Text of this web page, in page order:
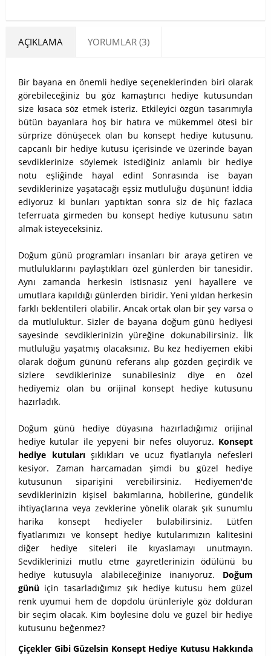
AÇIKLAMA YORUMLAR (3)
Bir bayana en önemli hediye seçeneklerinden biri olarak
görebileceğiniz bu göz kamaştırıcı hediye kutusundan
size kısaca söz etmek isteriz. Etkileyici özgün tasarımıyla
bütün bayanlara hoş bir hatıra ve mükemmel ötesi bir
sürprize dönüşecek olan bu konsept hediye kutusunu,
capcanlı bir hediye kutusu içerisinde ve üzerinde bayan
sevdiklerinize söylemek istediğiniz anlamlı bir hediye
notu eşliğinde hayal edin! Sonrasında ise bayan
sevdiklerinize yaşatacağı eşsiz mutluluğu düşünün! İddia
ediyoruz ki bunları yaptıktan sonra siz de hiç fazlaca
teferruata girmeden bu konsept hediye kutusunu satın
almak isteyeceksiniz.
Doğum günü programları insanları bir araya getiren ve
mutluluklarını paylaştıkları özel günlerden bir tanesidir.
Aynı zamanda herkesin istisnasız yeni hayallere ve
umutlara kapıldığı günlerden biridir. Yeni yıldan herkesin
farklı beklentileri olabilir. Ancak ortak olan bir şey varsa o
da mutluluktur. Sizler de bayana doğum günü hediyesi
sayesinde sevdiklerinizin yüreğine dokunabilirsiniz. İlk
mutluluğu yaşatmış olacaksınız. Bu kez hediyemen ekibi
olarak doğum gününü referans alıp gözden geçirdik ve
sizlere sevdiklerinize sunabilesiniz diye en özel
hediyemiz olan bu orijinal konsept hediye kutusunu
hazırladık.
Doğum günü hediye düyasına hazırladığımız orijinal
hediye kutular ile yepyeni bir nefes oluyoruz. Konsept
hediye kutularışıklıkları ve ucuz fiyatlarıyla nefesleri
kesiyor. Zaman harcamadan şimdi bu güzel hediye
kutusunun siparişini verebilirsiniz. Hediyemen'de
sevdiklerinizin kişisel bakımlarına, hobilerine, gündelik
ihtiyaçlarına veya zevklerine yönelik olarak şık sunumlu
harika konsept hediyeler bulabilirsiniz. Lütfen
fiyatlarımızı ve konsept hediye kutularımızın kalitesini
diğer hediye siteleri ile kıyaslamayı unutmayın.
Sevdiklerinizi mutlu etme gayretlerinizin ödülünü bu
hediye kutusuyla alabileceğinize inanıyoruz. Doğum
günü için tasarladığımız şık hediye kutusu hem güzel
renk uyumui hem de dopdolu ürünleriyle göz dolduran
bir seçim olacak. Kim böylesine dolu ve güzel bir hediye
kutusunu beğenmez?
Çiçekler Gibi Güzelsin Konsept Hediye Kutusu Hakkında